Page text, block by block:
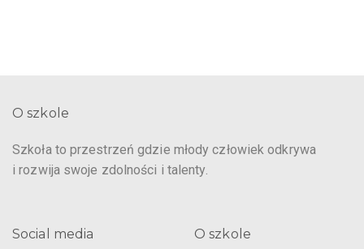
O szkole
Szkoła to przestrzeń gdzie młody człowiek odkrywa
i rozwija swoje zdolności i talenty.
Social media O szkole